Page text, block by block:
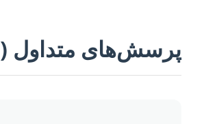
پرسش‌های متداول (FAQ)